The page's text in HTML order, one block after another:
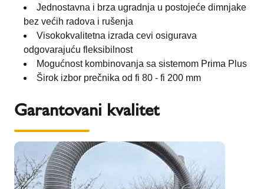
Jednostavna i brza ugradnja u postojeće dimnjake
bez većih radova i rušenja
Visokokvalitetna izrada cevi osigurava
odgovarajuću fleksibilnost
Mogućnost kombinovanja sa sistemom Prima Plus
Širok izbor prečnika od fi 80 - fi 200 mm
Garantovani kvalitet